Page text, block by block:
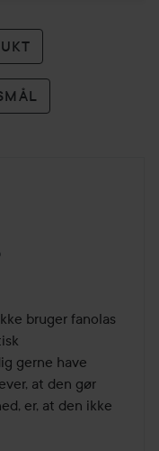
bruger fanolas
gerne have
at den gør
er, at den ikke